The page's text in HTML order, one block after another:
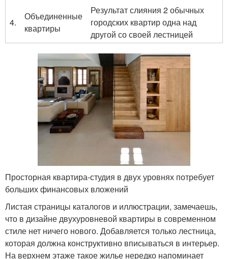
4.
Объединенные
квартиры
Результат слияния 2 обычных
городских квартир одна над
другой со своей лестницей
Просторная квартира-студия в двух уровнях потребует
больших финансовых вложений
Листая страницы каталогов и иллюстрации, замечаешь,
что в дизайне двухуровневой квартиры в современном
стиле нет ничего нового. Добавляется только лестница,
которая должна конструктивно вписываться в интерьер.
На верхнем этаже такое жилье нередко напоминает